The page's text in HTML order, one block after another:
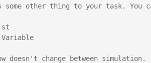
other thing to your task. You
doesn't change between simulation.